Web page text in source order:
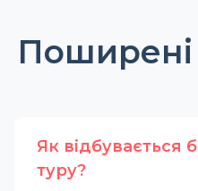
Поширені
Як відбувається
туру?